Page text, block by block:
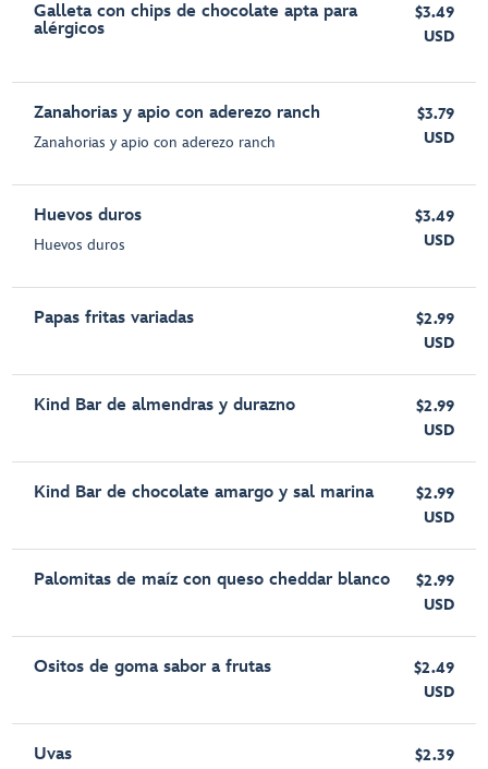
Galleta con chips de chocolate apta para
alérgicos
$3.49
USD
Zanahorias y apio con aderezo ranch
Zanahorias y apio con aderezo ranch
$3.79
USD
Huevos duros
Huevos duros
$3.49
USD
Papas fritas variadas
$2.99
USD
Kind Bar de almendras y durazno
$2.99
USD
Kind Bar de chocolate amargo y sal marina
$2.99
USD
Palomitas de maíz con queso cheddar blanco
$2.99
USD
Ositos de goma sabor a frutas
$2.49
USD
Uvas
$2.39